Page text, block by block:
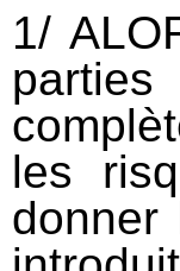
1/
les
donner